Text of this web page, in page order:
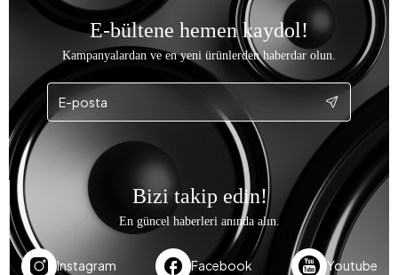
E-bültene hemen kaydol!
Kampanyalardan ve en yeni ürünlerden haberdar olun.
Bizi takip edin!
En güncel haberleri anında alın.
Instagram Facebook Youtube